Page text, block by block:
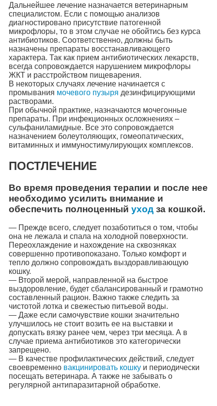
Дальнейшее лечение назначается ветеринарным
специалистом. Если с помощью анализов
диагностировано присутствие патогенной
микрофлоры, то в этом случае не обойтись без курса
антибиотиков. Соответственно, должны быть
назначены препараты восстанавливающего
характера. Так как прием антибиотических лекарств,
всегда сопровождается нарушением микрофлоры
ЖКТ и расстройством пищеварения.
В некоторых случаях лечение начинается с
промывания мочевого пузыря дезинфицирующими
растворами.
При обычной практике, назначаются мочегонные
препараты. При инфекционных осложнениях –
сульфаниламидные. Все это сопровождается
назначением болеутоляющих, гомеопатических,
витаминных и иммуностимулирующих комплексов.
ПОСТЛЕЧЕНИЕ
Во время проведения терапии и после нее
необходимо усилить внимание и
обеспечить полноценный уход за кошкой.
— Прежде всего, следует позаботиться о том, чтобы
она не лежала и спала на холодной поверхности.
Переохлаждение и нахождение на сквозняках
совершенно противопоказано. Только комфорт и
тепло должно сопровождать выздоравливающую
кошку.
— Второй мерой, направленной на быстрое
выздоровление, будет сбалансированный и грамотно
составленный рацион. Важно также следить за
чистотой лотка и свежестью питьевой воды.
— Даже если самочувствие кошки значительно
улучшилось не стоит возить ее на выставки и
допускать вязку ранее чем, через три месяца. А в
случае приема антибиотиков это категорически
запрещено.
— В качестве профилактических действий, следует
своевременно вакцинировать кошку и периодически
посещать ветеринара. А также не забывать о
регулярной антипаразитарной обработке.